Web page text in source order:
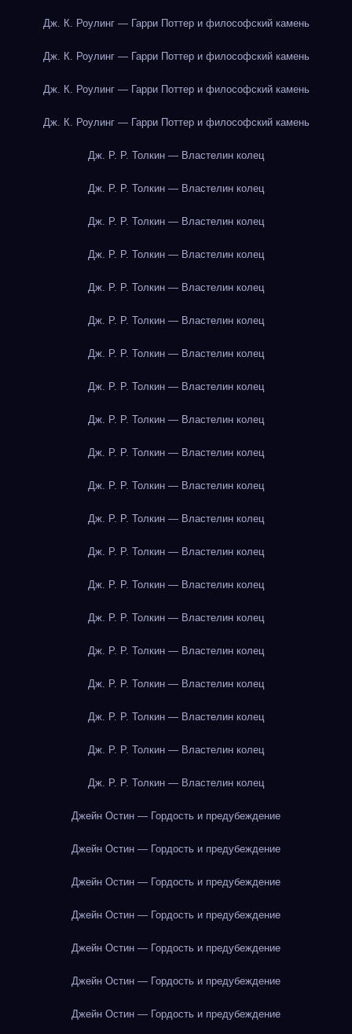
Дж. К. Роулинг — Гарри Поттер и философский камень
Дж. К. Роулинг — Гарри Поттер и философский камень
Дж. К. Роулинг — Гарри Поттер и философский камень
Дж. К. Роулинг — Гарри Поттер и философский камень
Дж. Р. Р. Толкин — Властелин колец
Дж. Р. Р. Толкин — Властелин колец
Дж. Р. Р. Толкин — Властелин колец
Дж. Р. Р. Толкин — Властелин колец
Дж. Р. Р. Толкин — Властелин колец
Дж. Р. Р. Толкин — Властелин колец
Дж. Р. Р. Толкин — Властелин колец
Дж. Р. Р. Толкин — Властелин колец
Дж. Р. Р. Толкин — Властелин колец
Дж. Р. Р. Толкин — Властелин колец
Дж. Р. Р. Толкин — Властелин колец
Дж. Р. Р. Толкин — Властелин колец
Дж. Р. Р. Толкин — Властелин колец
Дж. Р. Р. Толкин — Властелин колец
Дж. Р. Р. Толкин — Властелин колец
Дж. Р. Р. Толкин — Властелин колец
Дж. Р. Р. Толкин — Властелин колец
Дж. Р. Р. Толкин — Властелин колец
Дж. Р. Р. Толкин — Властелин колец
Дж. Р. Р. Толкин — Властелин колец
Джейн Остин — Гордость и предубеждение
Джейн Остин — Гордость и предубеждение
Джейн Остин — Гордость и предубеждение
Джейн Остин — Гордость и предубеждение
Джейн Остин — Гордость и предубеждение
Джейн Остин — Гордость и предубеждение
Джейн Остин — Гордость и предубеждение